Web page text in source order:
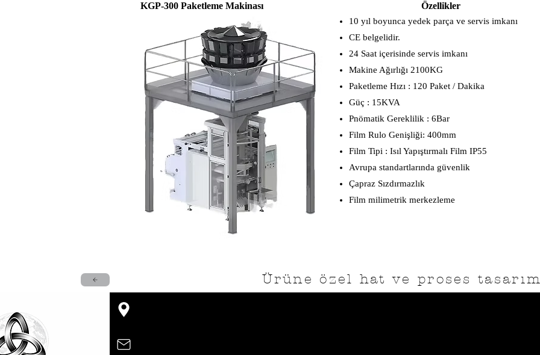
KGP-300 Paketleme Makinası Özellikler
10 yıl boyunca yedek parça ve servis imkanı
CE belgelidir.
​24 Saat içerisinde servis imkanı
Makine Ağırlığı 2100KG
Paketleme Hızı : 120 Paket / Dakika
Güç : 15KVA
Pnömatik Gereklilik : 6Bar
Film Rulo Genişliği: 400mm
Film Tipi : Isıl Yapıştırmalı Film IP55
Avrupa standartlarında güvenlik
Çapraz Sızdırmazlık
Film milimetrik merkezleme
Ürüne özel hat ve proses